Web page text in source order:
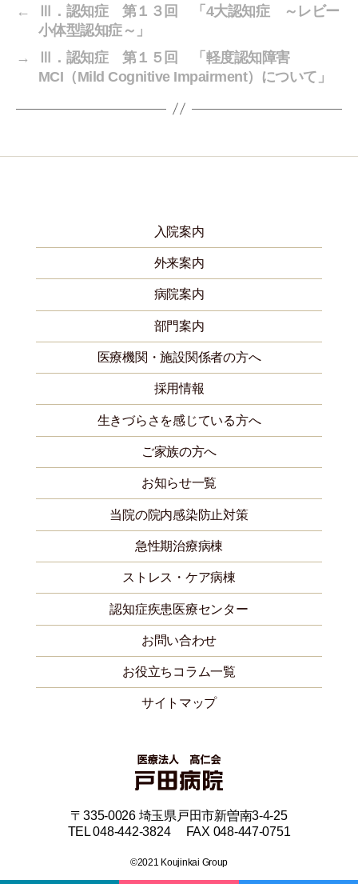
←
Ⅲ．認知症 第１３回 「4大認知症 ～レビー
小体型認知症～」
→
Ⅲ．認知症 第１５回 「軽度認知障害
MCI（Mild Cognitive Impairment）について」
入院案内
外来案内
病院案内
部門案内
医療機関・施設関係者の方へ
採用情報
生きづらさを感じている方へ
ご家族の方へ
お知らせ一覧
当院の院内感染防止対策
急性期治療病棟
ストレス・ケア病棟
認知症疾患医療センター
お問い合わせ
お役立ちコラム一覧
サイトマップ
〒335-0026 埼玉県戸田市新曽南3-4-25
TEL 048-442-3824 FAX 048-447-0751
©2021 Koujinkai Group